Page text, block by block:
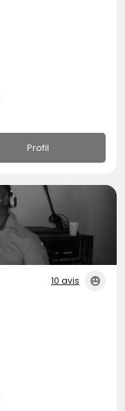
Profil
10 avis